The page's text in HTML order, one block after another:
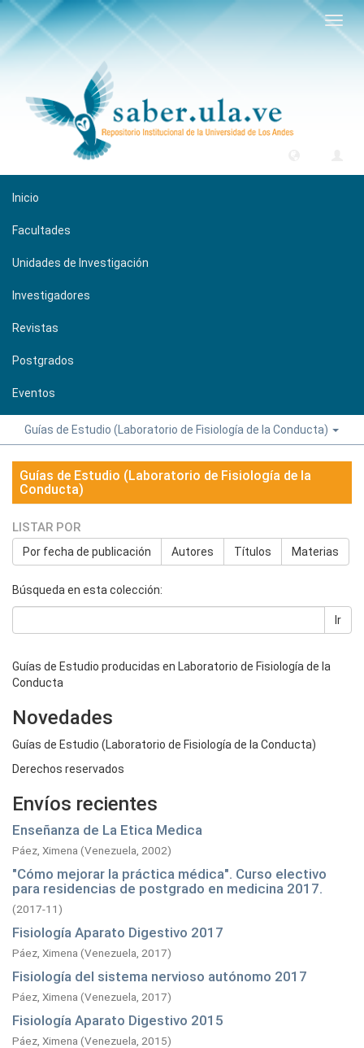
Inicio
Facultades
Unidades de Investigación
Investigadores
Revistas
Postgrados
Eventos
Guías de Estudio (Laboratorio de Fisiología de la Conducta)
Guías de Estudio (Laboratorio de Fisiología de la
Conducta)
LISTAR POR
Por fecha de publicación Autores Títulos Materias
Búsqueda en esta colección:
Ir
Guías de Estudio producidas en Laboratorio de Fisiología de la
Conducta
Novedades
Guías de Estudio (Laboratorio de Fisiología de la Conducta)
Derechos reservados
Envíos recientes
Enseñanza de La Etica Medica
Páez, Ximena (Venezuela, 2002)
"Cómo mejorar la práctica médica". Curso electivo
para residencias de postgrado en medicina 2017.
(2017-11)
Fisiología Aparato Digestivo 2017
Páez, Ximena (Venezuela, 2017)
Fisiología del sistema nervioso autónomo 2017
Páez, Ximena (Venezuela, 2017)
Fisiología Aparato Digestivo 2015
Páez, Ximena (Venezuela, 2015)